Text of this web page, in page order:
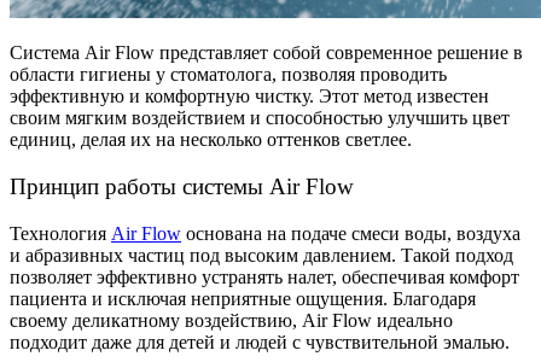
Система Air Flow представляет собой современное решение в
области гигиены у стоматолога, позволяя проводить
эффективную и комфортную чистку. Этот метод известен
своим мягким воздействием и способностью улучшить цвет
единиц, делая их на несколько оттенков светлее.
Принцип работы системы Air Flow
Технология Air Flow основана на подаче смеси воды, воздуха
и абразивных частиц под высоким давлением. Такой подход
позволяет эффективно устранять налет, обеспечивая комфорт
пациента и исключая неприятные ощущения. Благодаря
своему деликатному воздействию, Air Flow идеально
подходит даже для детей и людей с чувствительной эмалью.